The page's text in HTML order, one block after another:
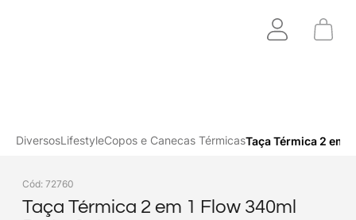
DiversosLifestyleCopos e Canecas TérmicasTaça Térmica 2 em
Cód: 72760
Taça Térmica 2 em 1 Flow 340ml